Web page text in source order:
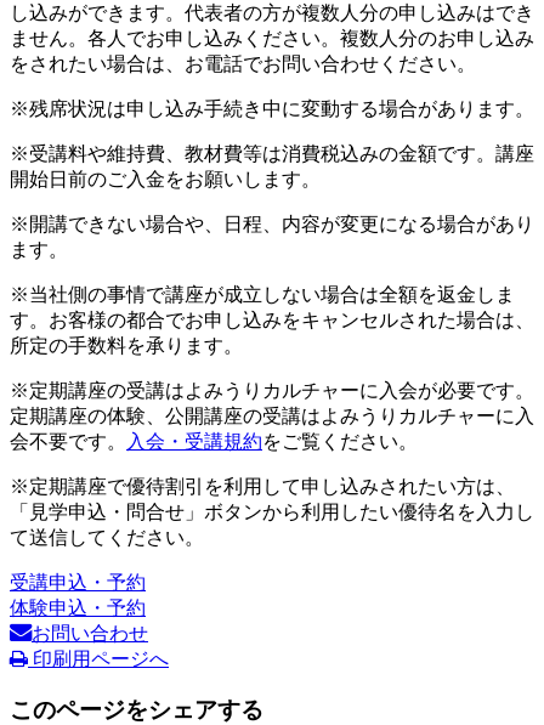
し込みができます。代表者の方が複数人分の申し込みはでき
ません。各人でお申し込みください。複数人分のお申し込み
をされたい場合は、お電話でお問い合わせください。
※残席状況は申し込み手続き中に変動する場合があります。
※受講料や維持費、教材費等は消費税込みの金額です。講座
開始日前のご入金をお願いします。
※開講できない場合や、日程、内容が変更になる場合があり
ます。
※当社側の事情で講座が成立しない場合は全額を返金しま
す。お客様の都合でお申し込みをキャンセルされた場合は、
所定の手数料を承ります。
※定期講座の受講はよみうりカルチャーに入会が必要です。
定期講座の体験、公開講座の受講はよみうりカルチャーに入
会不要です。
入会・受講規約をご覧ください。
※定期講座で優待割引を利用して申し込みされたい方は、
「見学申込・問合せ」ボタンから利用したい優待名を入力し
て送信してください。
受講申込・予約
体験申込・予約
お問い合わせ
印刷用ページへ
このページをシェアする